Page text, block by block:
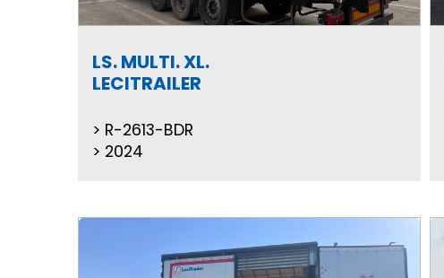
LS. MULTI. XL.
LECITRAILER
R-2613-BDR
2024